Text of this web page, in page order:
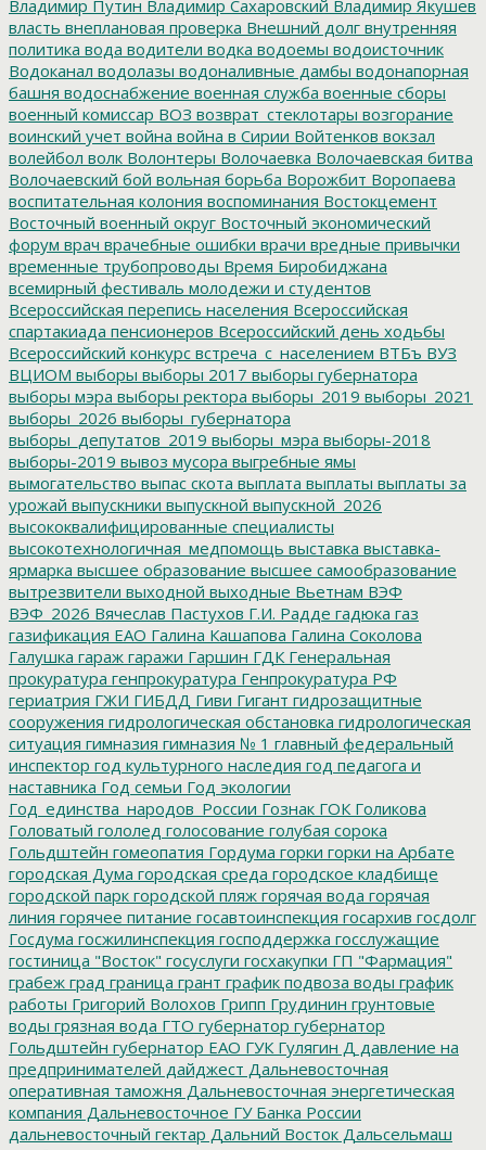
Владимир Путин Владимир Сахаровский Владимир Якушев
власть внеплановая проверка Внешний долг внутренняя
политика вода водители водка водоемы водоисточник
Водоканал водолазы водоналивные дамбы водонапорная
башня водоснабжение военная служба военные сборы
военный комиссар ВОЗ возврат_стеклотары возгорание
воинский учет война война в Сирии Войтенков вокзал
волейбол волк Волонтеры Волочаевка Волочаевская битва
Волочаевский бой вольная борьба Ворожбит Воропаева
воспитательная колония воспоминания Востокцемент
Восточный военный округ Восточный экономический
форум врач врачебные ошибки врачи вредные привычки
временные трубопроводы Время Биробиджана
всемирный фестиваль молодежи и студентов
Всероссийская перепись населения Всероссийская
спартакиада пенсионеров Всероссийский день ходьбы
Всероссийский конкурс встреча_с_населением ВТБъ ВУЗ
ВЦИОМ выборы выборы 2017 выборы губернатора
выборы мэра выборы ректора выборы_2019 выборы_2021
выборы_2026 выборы_губернатора
выборы_депутатов_2019 выборы_мэра выборы-2018
выборы-2019 вывоз мусора выгребные ямы
вымогательство выпас скота выплата выплаты выплаты за
урожай выпускники выпускной выпускной_2026
высококвалифицированные специалисты
высокотехнологичная_медпомощь выставка выставка-
ярмарка высшее образование высшее самообразование
вытрезвители выходной выходные Вьетнам ВЭФ
ВЭФ_2026 Вячеслав Пастухов Г.И. Радде гадюка газ
газификация ЕАО Галина Кашапова Галина Соколова
Галушка гараж гаражи Гаршин ГДКГенеральная
прокуратура генпрокуратура Генпрокуратура РФ
гериатрия ГЖИ ГИБДД Гиви Гигант гидрозащитные
сооружения гидрологическая обстановка гидрологическая
ситуация гимназия гимназия № 1 главный федеральный
инспектор год культурного наследия год педагога и
наставника Год семьи Год экологии
Год_единства_народов_России Гознак ГОКГоликова
Головатый гололед голосование голубая сорока
Гольдштейн гомеопатия Гордума горки горки на Арбате
городская Дума городская среда городское кладбище
городской парк городской пляж горячая вода горячая
линия горячее питание госавтоинспекция госархив госдолг
Госдума госжилинспекция господдержка госслужащие
гостиница "Восток" госуслуги госхакупки ГП "Фармация"
грабеж град граница грант график подвоза воды график
работы Григорий Волохов Грипп Грудинин грунтовые
воды грязная вода ГТО губернатор губернатор
Гольдштейн губернатор ЕАО ГУКГулягин Д давление на
предпринимателей дайджест Дальневосточная
оперативная таможня Дальневосточная энергетическая
компания Дальневосточное ГУ Банка России
дальневосточный гектар Дальний Восток Дальсельмаш